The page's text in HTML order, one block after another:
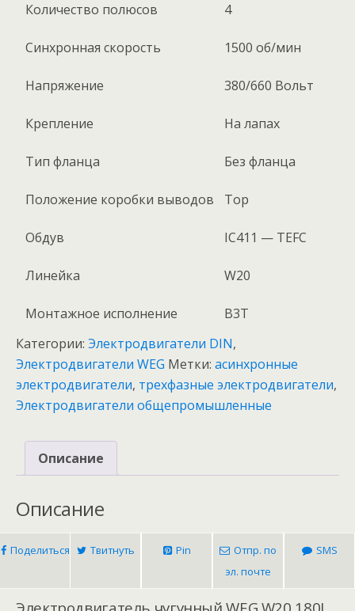
Количество полюсов 4
Синхронная скорость 1500 об/мин
Напряжение 380/660 Вольт
Крепление На лапах
Тип фланца Без фланца
Положение коробки выводов Top
Обдув IC411 — TEFC
Линейка W20
Монтажное исполнение
B3T
Категории: Электродвигатели DIN,
Электродвигатели WEG Метки: асинхронные
электродвигатели, трехфазные электродвигатели,
Электродвигатели общепромышленные
Описание
Описание
Поделиться Твитнуть Pin
Отпр. по
эл. почте
SMS